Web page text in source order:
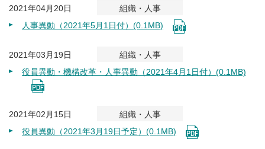
2021年04月20日
組織・人事
人事異動（2021年5月1日付）(0.1MB)
2021年03月19日
組織・人事
役員異動・機構改革・人事異動（2021年4月1日付）(0.1MB)
2021年02月15日
組織・人事
役員異動（2021年3月19日予定）(0.1MB)